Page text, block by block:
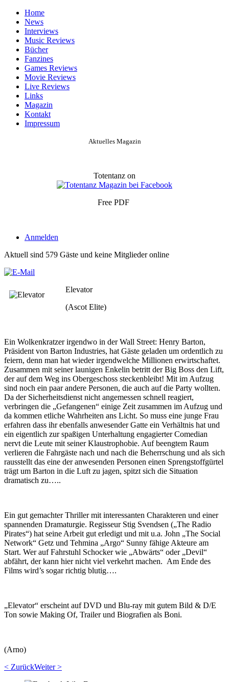
Home
News
Interviews
Music Reviews
Bücher
Fanzines
Games Reviews
Movie Reviews
Live Reviews
Links
Magazin
Kontakt
Impressum
Aktuelles Magazin
Totentanz on
Free PDF
Anmelden
Aktuell sind 579 Gäste und keine Mitglieder online
Elevator
(Ascot Elite)
Ein Wolkenkratzer irgendwo in der Wall Street: Henry Barton,
Präsident von Barton Industries, hat Gäste geladen um ordentlich zu
feiern, denn man hat wieder irgendwelche Millionen erwirtschaftet.
Zusammen mit seiner launigen Enkelin betritt der Big Boss den Lift,
der auf dem Weg ins Obergeschoss steckenbleibt! Mit im Aufzug
sind noch ein paar andere Personen, die auch auf die Party wollten.
Da der Sicherheitsdienst nicht angemessen schnell reagiert,
verbringen die „Gefangenen“ einige Zeit zusammen im Aufzug und
da kommen etliche Wahrheiten ans Licht. So muss eine junge Frau
erfahren dass ihr ebenfalls anwesender Gatte ein Verhältnis hat und
ein eigentlich zur spaßigen Unterhaltung engagierter Comedian
nervt die Leute mit seiner Klaustrophobie. Auf beengtem Raum
verlieren die Fahrgäste nach und nach die Beherrschung und als sich
rausstellt das eine der anwesenden Personen einen Sprengstoffgürtel
trägt um Barton in die Luft zu jagen, spitzt sich die Situation
dramatisch zu…..
Ein gut gemachter Thriller mit interessanten Charakteren und einer
spannenden Dramaturgie. Regisseur Stig Svendsen („The Radio
Pirates“) hat seine Arbeit gut erledigt und mit u.a. John „The Social
Network“ Getz und Tehmina „Argo“ Sunny fähige Akteure am
Start. Wer auf Fahrstuhl Schocker wie „Abwärts“ oder „Devil“
abfährt, der kann hier nicht viel verkehrt machen. Am Ende des
Films wird’s sogar richtig blutig….
„Elevator“ erscheint auf DVD und Blu-ray mit gutem Bild & D/E
Ton sowie Making Of, Trailer und Biografien als Boni.
(Arno)
< ZurückWeiter >